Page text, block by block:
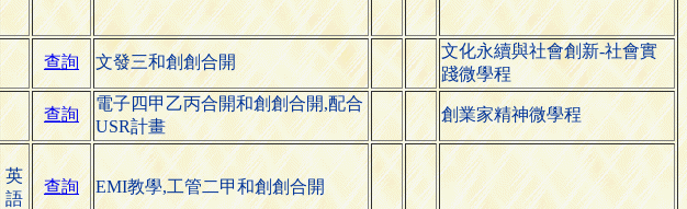
查詢 文發三和創創合開
文化永續與社會創新-社會實
踐微學程
查詢
電子四甲乙丙合開和創創合開,配合
USR計畫
創業家精神微學程
英
語
查詢 EMI教學,工管二甲和創創合開